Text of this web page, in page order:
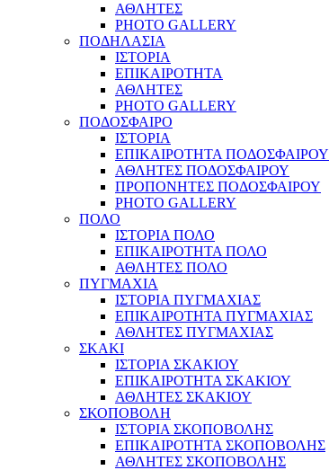
ΑΘΛΗΤΕΣ
PHOTO GALLERY
ΠΟΔΗΛΑΣΙΑ
ΙΣΤΟΡΙΑ
ΕΠΙΚΑΙΡΟΤΗΤΑ
ΑΘΛΗΤΕΣ
PHOTO GALLERY
ΠΟΔΟΣΦΑΙΡΟ
ΙΣΤΟΡΙΑ
ΕΠΙΚΑΙΡΟΤΗΤΑ ΠΟΔΟΣΦΑΙΡΟΥ
ΑΘΛΗΤΕΣ ΠΟΔΟΣΦΑΙΡΟΥ
ΠΡΟΠΟΝΗΤΕΣ ΠΟΔΟΣΦΑΙΡΟΥ
PHOTO GALLERY
ΠΟΛΟ
ΙΣΤΟΡΙΑ ΠΟΛΟ
ΕΠΙΚΑΙΡΟΤΗΤΑ ΠΟΛΟ
ΑΘΛΗΤΕΣ ΠΟΛΟ
ΠΥΓΜΑΧΙΑ
ΙΣΤΟΡΙΑ ΠΥΓΜΑΧΙΑΣ
ΕΠΙΚΑΙΡΟΤΗΤΑ ΠΥΓΜΑΧΙΑΣ
ΑΘΛΗΤΕΣ ΠΥΓΜΑΧΙΑΣ
ΣΚΑΚΙ
ΙΣΤΟΡΙΑ ΣΚΑΚΙΟΥ
ΕΠΙΚΑΙΡΟΤΗΤΑ ΣΚΑΚΙΟΥ
ΑΘΛΗΤΕΣ ΣΚΑΚΙΟΥ
ΣΚΟΠΟΒΟΛΗ
ΙΣΤΟΡΙΑ ΣΚΟΠΟΒΟΛΗΣ
ΕΠΙΚΑΙΡΟΤΗΤΑ ΣΚΟΠΟΒΟΛΗΣ
ΑΘΛΗΤΕΣ ΣΚΟΠΟΒΟΛΗΣ